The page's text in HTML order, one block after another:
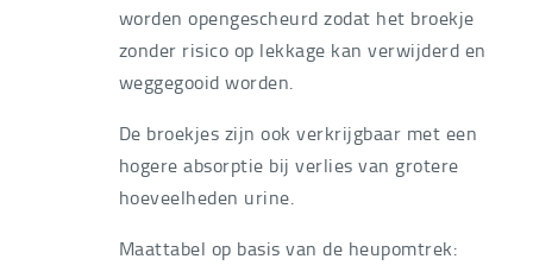
worden opengescheurd zodat het broekje
zonder risico op lekkage kan verwijderd en
weggegooid worden.
De broekjes zijn ook verkrijgbaar met een
hogere absorptie bij verlies van grotere
hoeveelheden urine.
Maattabel op basis van de heupomtrek: